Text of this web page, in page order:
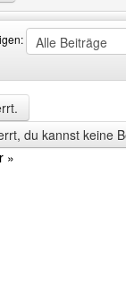
du kannst keine
»